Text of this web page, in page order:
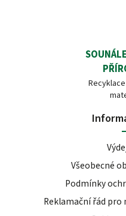
Všeobecné
Podmínky
Reklamační řád